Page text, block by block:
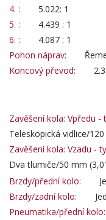
4. :
5.022: 1
5. :
4.439 : 1
6. :
4.087 : 1
Pohon náprav:
Koncový převod:
Zavěšení kola: Vpředu -
Teleskopická vidlice/
Zavěšení kola: Vzadu -
Dva tlumiče/50 mm
Brzdy/přední kolo:
Brzdy/zadní kolo:
Pneumatika/přední kolo: